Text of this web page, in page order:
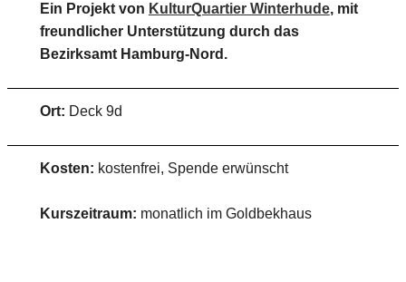
Ein Projekt von KulturQuartier Winterhude, mit
freundlicher Unterstützung durch das
Bezirksamt Hamburg-Nord.
Ort: Deck 9d
Kosten: kostenfrei, Spende erwünscht
Kurszeitraum: monatlich im Goldbekhaus